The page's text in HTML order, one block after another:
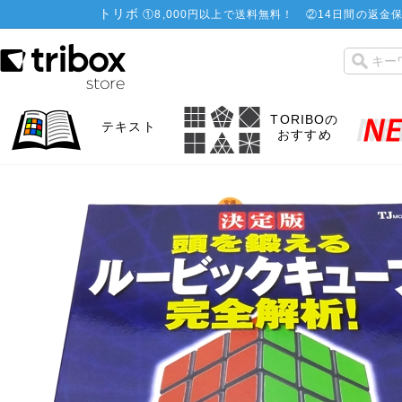
トリボ ①8,000円以上で送料無料！ ②14日間の返金
テキスト
TORIBOの
おすすめ